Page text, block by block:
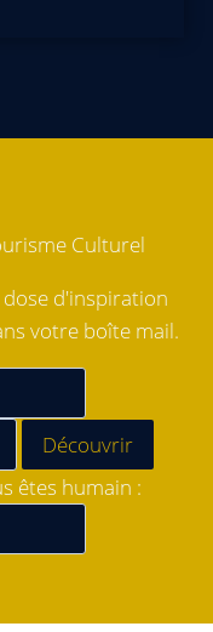
Culturel
dose d'inspiration
votre boîte mail.
êtes humain :